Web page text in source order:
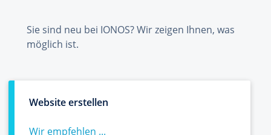
Sie sind neu bei IONOS? Wir zeigen Ihnen, was
möglich ist.
Website erstellen
Wir empfehlen ...